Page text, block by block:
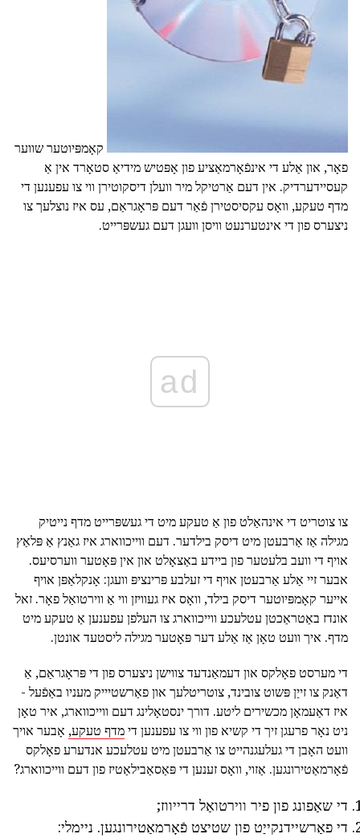
קאָמפּיוטער שווער
פאָר, און אַלע די אינפֿאָרמאַציע פון אָפּטיש מידיאַ סטאָרד אין אַ
קעסיידערדיק. אין דעם אַרטיקל מיר וועלן דיסקוטירן ווי צו עפענען די
מדף טעקע, וואָס עקסיסטירן פֿאַר דעם פּראָגראַם, עס איז נוצלעך צו
ניצערס פון די אינטערנעט וויסן וועגן דעם געשפּרייט.
ad
צו צוטריט די אינהאַלט פון אַ טעקע מיט די געשפּרייט מדף נייטיק
מגילה אַז אַרבעטן מיט דיסק בילדער. דעם ווייכווארג איז גאַנץ אַ פּלאַץ
אויף די וועב בלעטער פון ביידע באַצאָלט און אין פּאָטער ווערסיעס.
אבער זיי אַלע אַרבעטן אויף די זעלבע פּרינציפּ וועגן: אָנקלאַפּן אויף
אייער קאָמפּיוטער דיסק בילד, וואָס איז געוויזן ווי אַ ווירטואַל פאָר. זאל
אונדז באַטראַכטן עטלעכע ווייכווארג צו העלפן עפענען אַ טעקע מיט
מדף. איך וועט טאָן אַז אַלע דער פּאָטער מגילה ליסטעד אונטן.
די מערסט פאָלקס און דעמאַנדעד צווישן ניצערס פון די פּראָגראַם, אַ
דאַנק צו זייַן פּשוט צובינד, צוטריטלעך און פאַרשטיייק מעניו באַפֿעל -
איז דאַעמאָן מכשירים ליטע. דורך ינסטאָלינג דעם ווייכווארג, איר טאָן
ניט נאָר פרעגן זיך די קשיא פון ווי צו עפענען דימדף טעקע, אָבער אויך
וועט האָבן די געלעגנהייט צו אַרבעטן מיט עטלעכע אנדערע פאָלקס
פֿאָרמאַטירונגען. אַזוי, וואָס זענען די פּאַסאַבילאַטיז פון דעם ווייכווארג?
די שאַפונג פון פיר ווירטואַל דרייווז;
די פאַרשיידנקייַט פון שטיצט פֿאָרמאַטירונגען. ניימלי: